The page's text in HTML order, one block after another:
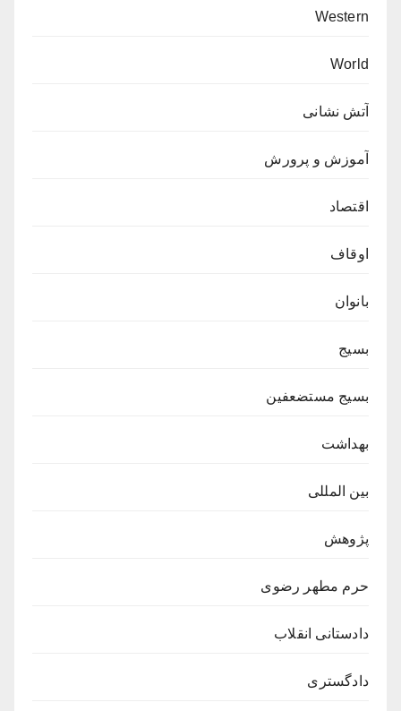
Western
World
آتش نشانی
آموزش و پرورش
اقتصاد
اوقاف
بانوان
بسیج
بسیج مستضعفین
بهداشت
بین المللی
پژوهش
حرم مطهر رضوی
دادستانی انقلاب
دادگستری